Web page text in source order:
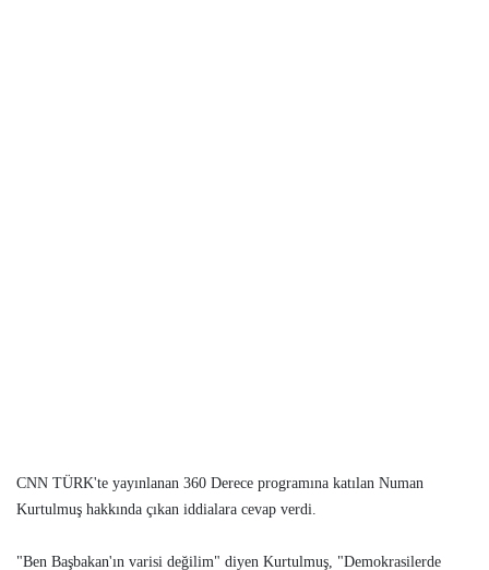
CNN TÜRK'te yayınlanan 360 Derece programına katılan Numan
Kurtulmuş hakkında çıkan iddialara cevap verdi.
"Ben Başbakan'ın varisi değilim" diyen Kurtulmuş, "Demokrasilerde